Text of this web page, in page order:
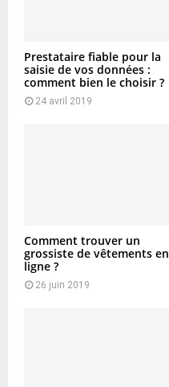
Prestataire fiable pour la
saisie de vos données :
comment bien le choisir ?
24 avril 2019
Comment trouver un
grossiste de vêtements en
ligne ?
26 juin 2019